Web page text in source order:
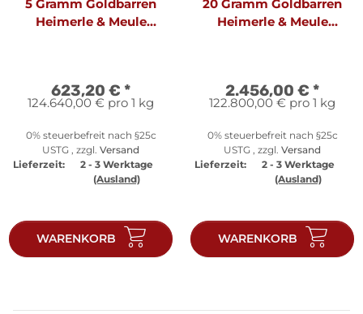
5 Gramm Goldbarren
Heimerle & Meule
623,20 € *
124.640,00 € pro 1 kg
0% steuerbefreit nach §25c
USTG , zzgl. Versand
Lieferzeit:
2 - 3 Werktage
(Ausland)
WARENKORB
20 Gramm Goldbarren
Heimerle & Meule
2.456,00 € *
122.800,00 € pro 1 kg
0% steuerbefreit nach §25c
USTG , zzgl. Versand
Lieferzeit:
2 - 3 Werktage
(Ausland)
WARENKORB